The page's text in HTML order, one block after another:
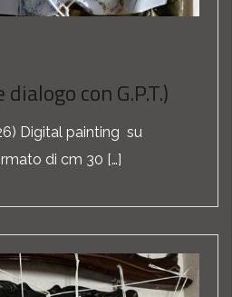
con G.P.T.)
Digital painting su
di cm 30 […]